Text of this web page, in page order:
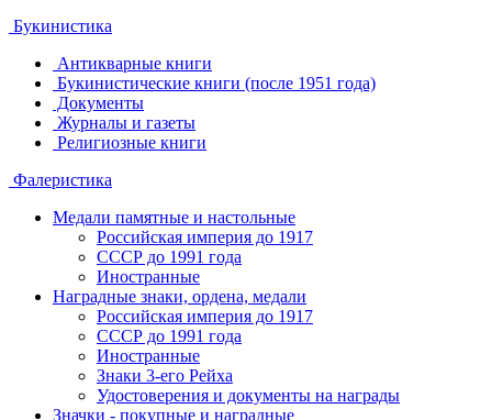
Букинистика
Антикварные книги
Букинистические книги (после 1951 года)
Документы
Журналы и газеты
Религиозные книги
Фалеристика
Медали памятные и настольные
Российская империя до 1917
СССР до 1991 года
Иностранные
Наградные знаки, ордена, медали
Российская империя до 1917
СССР до 1991 года
Иностранные
Знаки 3-его Рейха
Удостоверения и документы на награды
Значки - покупные и наградные